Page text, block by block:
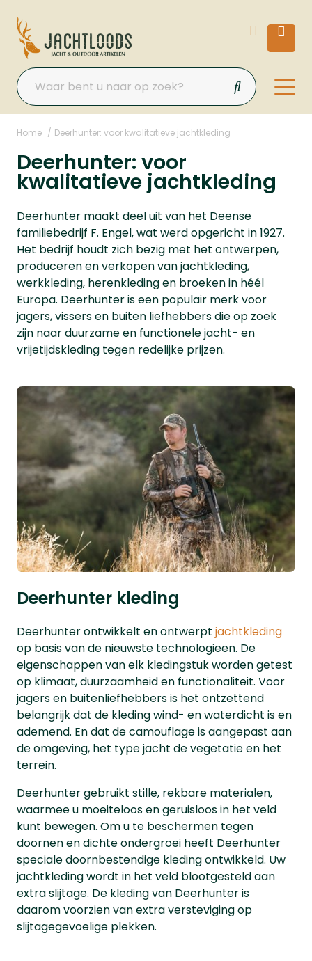
Home Deerhunter: voor kwalitatieve jachtkleding
Deerhunter: voor
kwalitatieve jachtkleding
Deerhunter maakt deel uit van het Deense
familiebedrijf F. Engel, wat werd opgericht in 1927.
Het bedrijf houdt zich bezig met het ontwerpen,
produceren en verkopen van jachtkleding,
werkkleding, herenkleding en broeken in héél
Europa. Deerhunter is een populair merk voor
jagers, vissers en buiten liefhebbers die op zoek
zijn naar duurzame en functionele jacht- en
vrijetijdskleding tegen redelijke prijzen.
Deerhunter kleding
Deerhunter ontwikkelt en ontwerpt jachtkleding
op basis van de nieuwste technologieën. De
eigenschappen van elk kledingstuk worden getest
op klimaat, duurzaamheid en functionaliteit. Voor
jagers en buitenliefhebbers is het ontzettend
belangrijk dat de kleding wind- en waterdicht is en
ademend. En dat de camouflage is aangepast aan
de omgeving, het type jacht de vegetatie en het
terrein.
Deerhunter gebruikt stille, rekbare materialen,
waarmee u moeiteloos en geruisloos in het veld
kunt bewegen. Om u te beschermen tegen
doornen en dichte ondergroei heeft Deerhunter
speciale doornbestendige kleding ontwikkeld. Uw
jachtkleding wordt in het veld blootgesteld aan
extra slijtage. De kleding van Deerhunter is
daarom voorzien van extra versteviging op
slijtagegevoelige plekken.